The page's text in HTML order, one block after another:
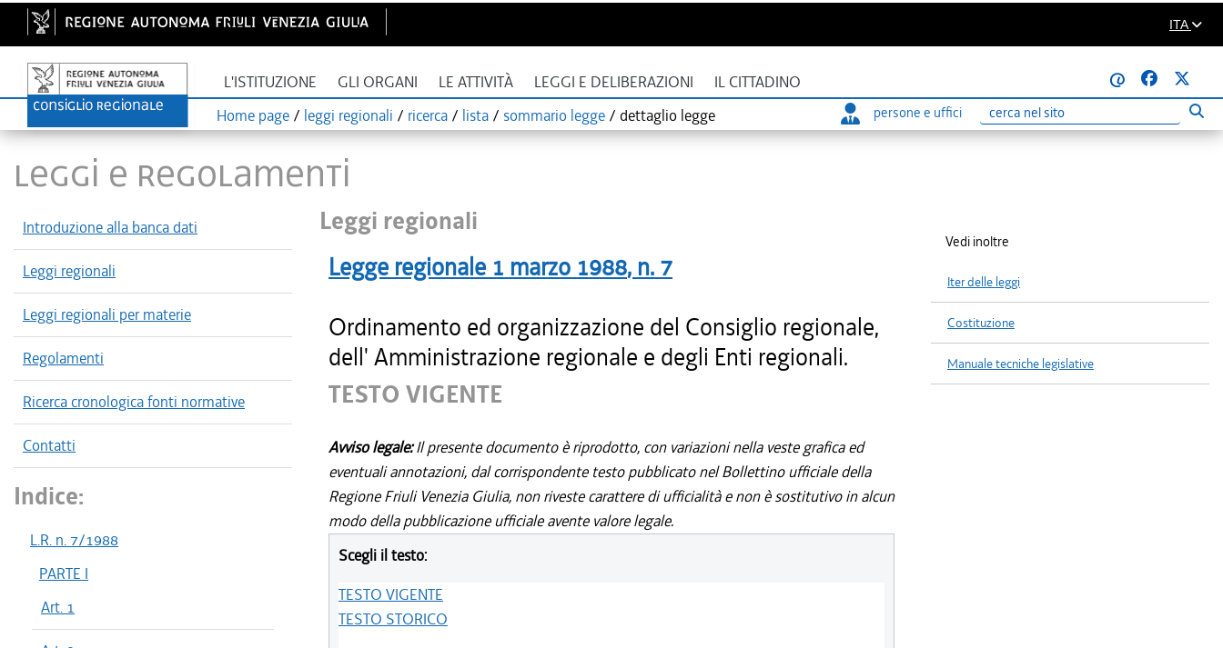
ITA
L'ISTITUZIONE GLI ORGANI LE ATTIVITÀ LEGGI E DELIBERAZIONI IL CITTADINO
@
Home page / leggi regionali / ricerca / lista / sommario legge / dettaglio legge persone e uffici
Ricerca
LEGGI E REGOLAMENTI
Introduzione alla banca dati
Leggi regionali
Leggi regionali per materie
Regolamenti
Ricerca cronologica fonti normative
Contatti
Indice:
L.R. n. 7/1988
PARTE I
Art. 1
Leggi regionali
Legge regionale 1 marzo 1988, n. 7
Ordinamento ed organizzazione del Consiglio regionale,
dell' Amministrazione regionale e degli Enti regionali.
TESTO VIGENTE
Avviso legale:Il presente documento è riprodotto, con variazioni nella veste grafica ed
eventuali annotazioni, dal corrispondente testo pubblicato nel Bollettino ufficiale della
Regione Friuli Venezia Giulia, non riveste carattere di ufficialità e non è sostitutivo in alcun
modo della pubblicazione ufficiale avente valore legale.
Scegli il testo:
TESTO VIGENTE
TESTO STORICO
Vedi inoltre
Iter delle leggi
Costituzione
Manuale tecniche legislative